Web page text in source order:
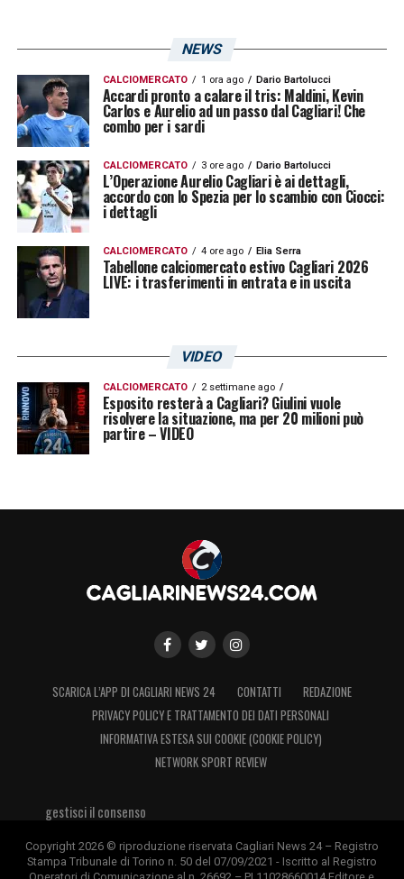
NEWS
CALCIOMERCATO 1 ora ago Dario Bartolucci
Accardi pronto a calare il tris: Maldini, Kevin
Carlos e Aurelio ad un passo dal Cagliari! Che
combo per i sardi
CALCIOMERCATO 3 ore ago Dario Bartolucci
L’Operazione Aurelio Cagliari è ai dettagli,
accordo con lo Spezia per lo scambio con Ciocci:
i dettagli
CALCIOMERCATO 4 ore ago Elia Serra
Tabellone calciomercato estivo Cagliari 2026
LIVE: i trasferimenti in entrata e in uscita
VIDEO
CALCIOMERCATO 2 settimane ago
Esposito resterà a Cagliari? Giulini vuole
risolvere la situazione, ma per 20 milioni può
partire – VIDEO
SCARICA L’APP DI CAGLIARI NEWS 24 CONTATTI
REDAZIONE
PRIVACY POLICY E TRATTAMENTO DEI DATI PERSONALI
INFORMATIVA ESTESA SUI COOKIE (COOKIE POLICY)
NETWORK SPORT REVIEW
gestisci il consenso
Copyright 2026 © riproduzione riservata Cagliari News 24 – Registro
Stampa Tribunale di Torino n. 50 del 07/09/2021 - Iscritto al Registro